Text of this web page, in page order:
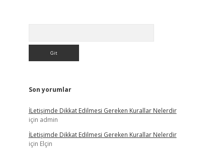
Son yorumlar
İLetişimde Dikkat Edilmesi Gereken Kurallar Nelerdir
için admin
İLetişimde Dikkat Edilmesi Gereken Kurallar Nelerdir
için Elçin